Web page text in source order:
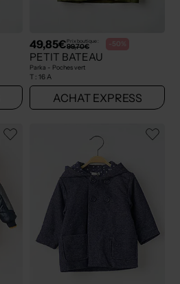
49,85€Prix boutique :
99,70€ -50%
PETIT BATEAU
Parka - Poches vert
T : 16 A
ACHAT EXPRESS